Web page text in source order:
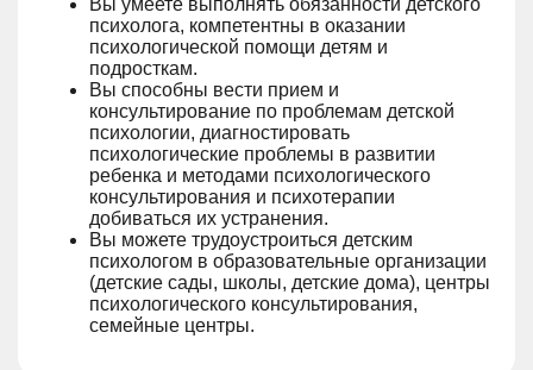
Вы умеете выполнять обязанности детского
психолога, компетентны в оказании
психологической помощи детям и
подросткам.
Вы способны вести прием и
консультирование по проблемам детской
психологии, диагностировать
психологические проблемы в развитии
ребенка и методами психологического
консультирования и психотерапии
добиваться их устранения.
Вы можете трудоустроиться детским
психологом в образовательные организации
(детские сады, школы, детские дома), центры
психологического консультирования,
семейные центры.